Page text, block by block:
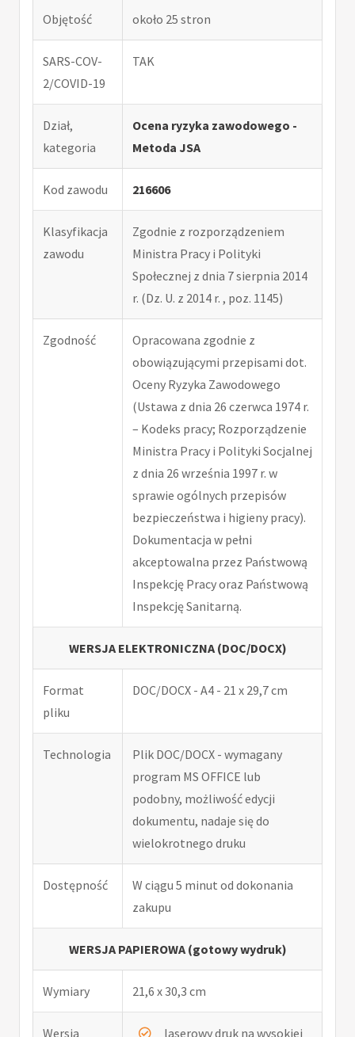
Objętość około 25 stron
SARS-COV-
2/COVID-19
TAK
Dział,
kategoria
Ocena ryzyka zawodowego -
Metoda JSA
Kod zawodu 216606
Klasyfikacja
zawodu
Zgodnie z rozporządzeniem
Ministra Pracy i Polityki
Społecznej z dnia 7 sierpnia 2014
r. (Dz. U. z 2014 r. , poz. 1145)
Zgodność
Opracowana zgodnie z
obowiązującymi przepisami dot.
Oceny Ryzyka Zawodowego
(Ustawa z dnia 26 czerwca 1974 r.
– Kodeks pracy; Rozporządzenie
Ministra Pracy i Polityki Socjalnej
z dnia 26 września 1997 r. w
sprawie ogólnych przepisów
bezpieczeństwa i higieny pracy).
Dokumentacja w pełni
akceptowalna przez Państwową
Inspekcję Pracy oraz Państwową
Inspekcję Sanitarną.
WERSJA ELEKTRONICZNA (DOC/DOCX)
Format
pliku
DOC/DOCX - A4 - 21 x 29,7 cm
Technologia
Plik DOC/DOCX - wymagany
program MS OFFICE lub
podobny, możliwość edycji
dokumentu, nadaje się do
wielokrotnego druku
Dostępność
W ciągu 5 minut od dokonania
zakupu
WERSJA PAPIEROWA (gotowy wydruk)
Wymiary 21,6 x 30,3 cm
Wersja laserowy druk na wysokiej